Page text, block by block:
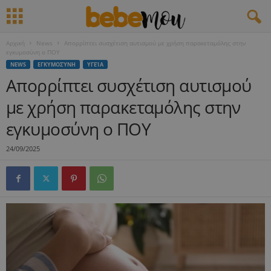
Αρχική News
Απορρίπτει συσχέτιση αυτισμού με χρήση παρακεταμόλης στην
εγκυμοσύνη ο ΠΟΥ
NEWS ΕΓΚΥΜΟΣΎΝΗ ΥΓΕΊΑ
Απορρίπτει συσχέτιση αυτισμού
με χρήση παρακεταμόλης στην
εγκυμοσύνη ο ΠΟΥ
24/09/2025